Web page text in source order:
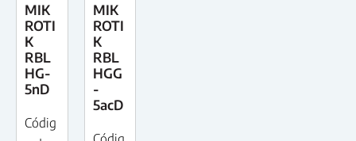
MIK
ROTI
K
RBL
HG-
5nD
Códig
MIK
ROTI
K
RBL
HGG
-
5acD